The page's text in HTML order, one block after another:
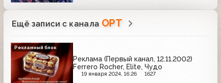
Ещё записи с канала ОРТ
Реклама (Первый канал, 12.11.2002)
Ferrero Rocher, Elite, Чудо
19 января 2024, 16:26 1627
Рекламный блок